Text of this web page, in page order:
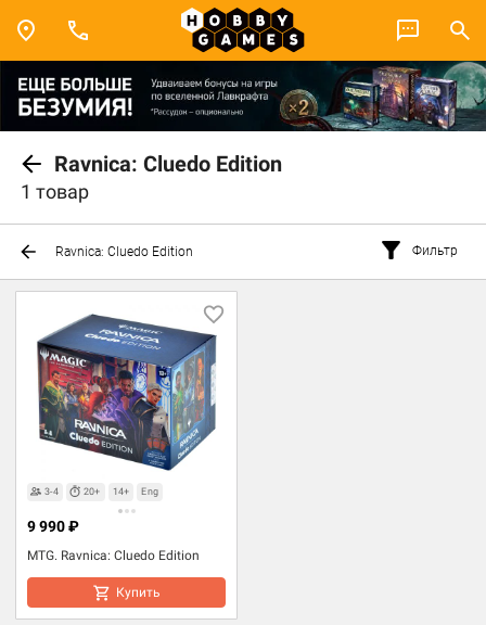
Ravnica: Cluedo Edition
1 товар
Ravnica: Cluedo Edition Фильтр
3-4 20+ 14+ Eng
MTG. Ravnica: Cluedo Edition
9 990 ₽
Купить